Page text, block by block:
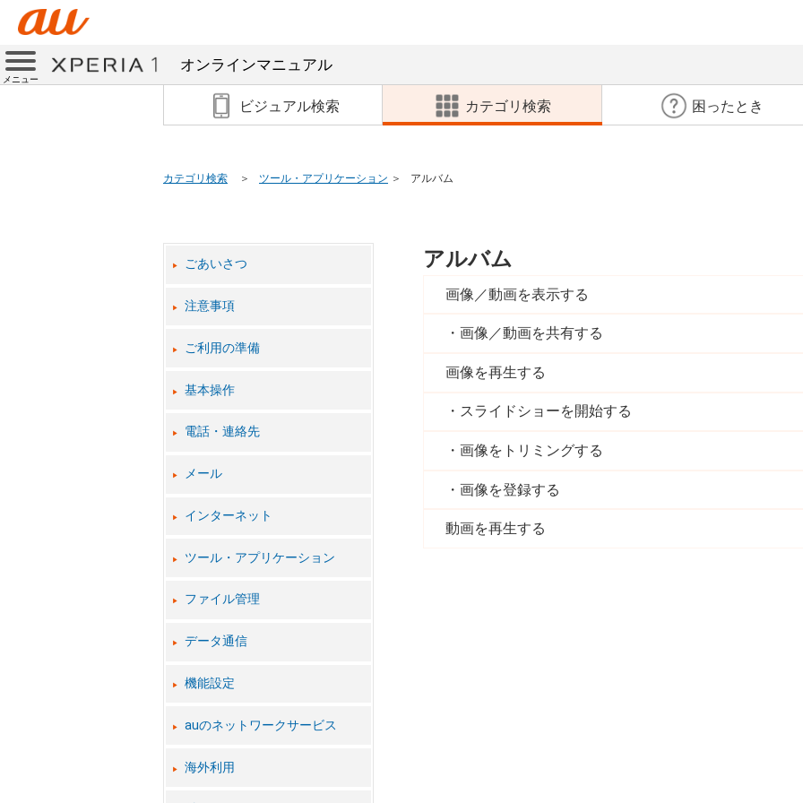
メニュー
オンラインマニュアル
ビジュアル検索 カテゴリ検索 困ったとき
カテゴリ検索 ツール・アプリケーション アルバム
ごあいさつ
注意事項
ご利用の準備
基本操作
電話・連絡先
メール
インターネット
ツール・アプリケーション
ファイル管理
データ通信
機能設定
auのネットワークサービス
海外利用
アルバム
画像／動画を表示する
画像／動画を共有する
画像を再生する
スライドショーを開始する
画像をトリミングする
画像を登録する
動画を再生する